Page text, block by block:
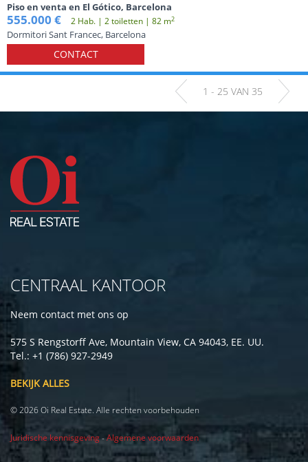
Piso en venta en El Gótico, Barcelona
555.000 € 2 Hab. | 2 toiletten | 82 m2
Dormitori Sant Francec, Barcelona
CONTACT
1 - 25 VAN 35
CENTRAAL KANTOOR
Neem contact met ons op
575 S Rengstorff Ave, Mountain View, CA 94043, EE. UU.
Tel.: +1 (786) 927-2949
BEKIJK ALLES
© 2026 Oi Real Estate. Alle rechten voorbehouden
Juridische kennisgeving-Algemene voorwaarden